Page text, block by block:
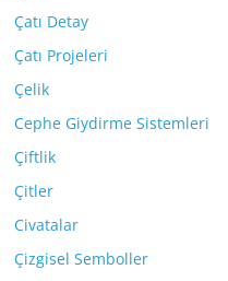
Çatı Detay
Çatı Projeleri
Çelik
Cephe Giydirme Sistemleri
Çiftlik
Çitler
Civatalar
Çizgisel Semboller